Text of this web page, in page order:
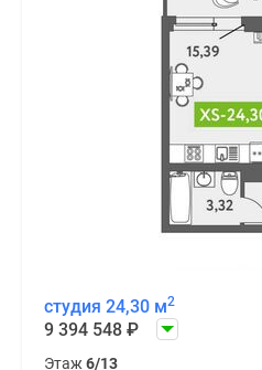
студия 24,30 м2
9 394 548 ₽
Этаж6/13